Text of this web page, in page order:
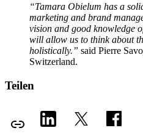
“Tamara Obielum has a
marketing and brand
vision and good knowledge
will allow us to think about
holistically.” said Pierre
Switzerland.
Teilen